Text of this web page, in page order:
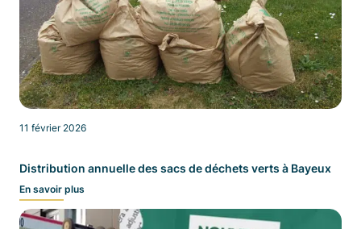
11 février 2026
Distribution annuelle des sacs de déchets verts à Bayeux
En savoir plus